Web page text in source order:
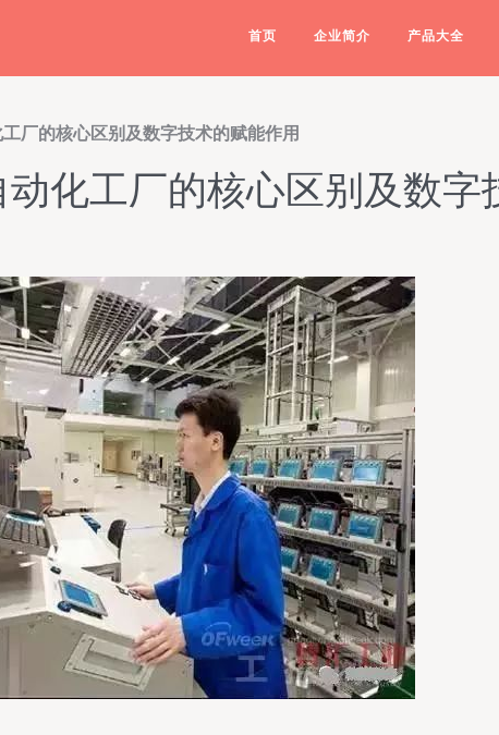
首页 企业简介 产品大全
厂的核心区别及数字技术的赋能作用
化工厂的核心区别及数字